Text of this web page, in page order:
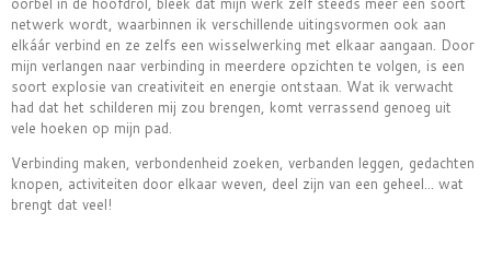
netwerk wordt, waarbinnen ik verschillende uitingsvormen ook aan
elkáár verbind en ze zelfs een wisselwerking met elkaar aangaan. Door
mijn verlangen naar verbinding in meerdere opzichten te volgen, is een
soort explosie van creativiteit en energie ontstaan. Wat ik verwacht
had dat het schilderen mij zou brengen, komt verrassend genoeg uit
vele hoeken op mijn pad.
Verbinding maken, verbondenheid zoeken, verbanden leggen, gedachten
knopen, activiteiten door elkaar weven, deel zijn van een geheel... wat
brengt dat veel!